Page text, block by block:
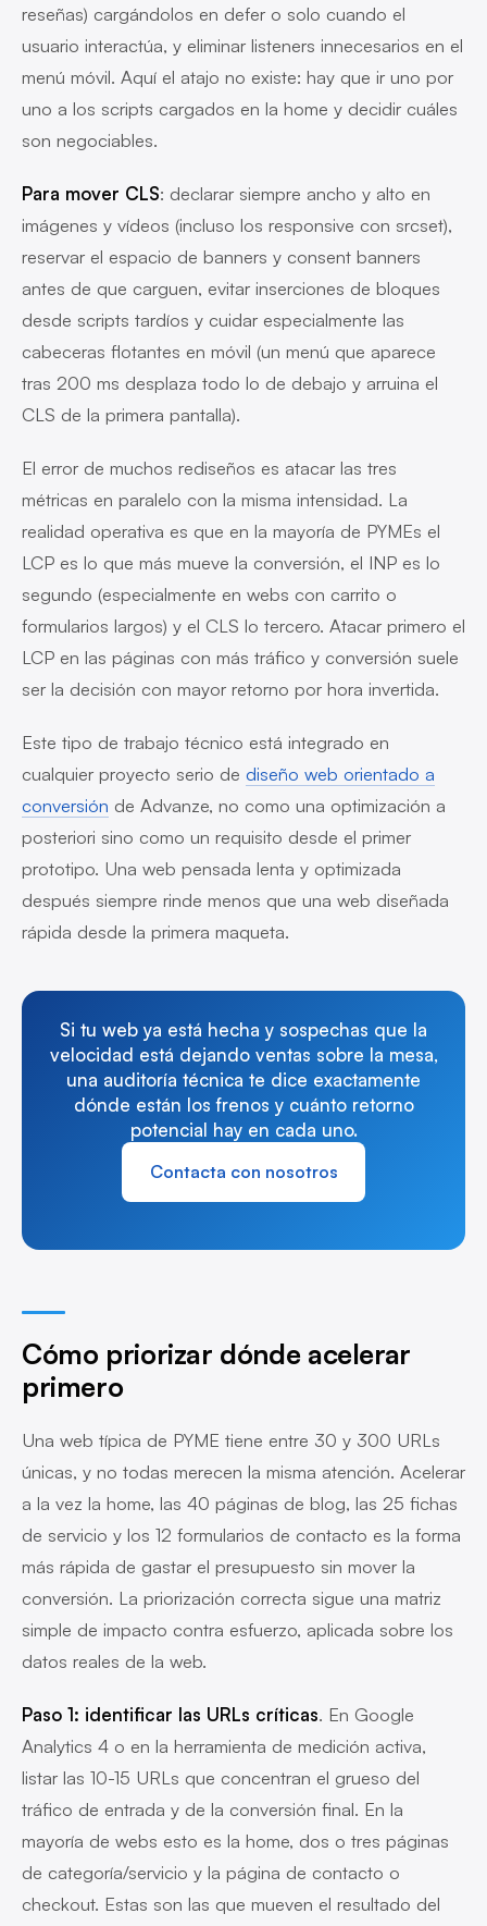
reseñas) cargándolos en defer o solo cuando el
usuario interactúa, y eliminar listeners innecesarios en el
menú móvil. Aquí el atajo no existe: hay que ir uno por
uno a los scripts cargados en la home y decidir cuáles
son negociables.
Para mover CLS: declarar siempre ancho y alto en
imágenes y vídeos (incluso los responsive con srcset),
reservar el espacio de banners y consent banners
antes de que carguen, evitar inserciones de bloques
desde scripts tardíos y cuidar especialmente las
cabeceras flotantes en móvil (un menú que aparece
tras 200 ms desplaza todo lo de debajo y arruina el
CLS de la primera pantalla).
El error de muchos rediseños es atacar las tres
métricas en paralelo con la misma intensidad. La
realidad operativa es que en la mayoría de PYMEs el
LCP es lo que más mueve la conversión, el INP es lo
segundo (especialmente en webs con carrito o
formularios largos) y el CLS lo tercero. Atacar primero el
LCP en las páginas con más tráfico y conversión suele
ser la decisión con mayor retorno por hora invertida.
Este tipo de trabajo técnico está integrado en
cualquier proyecto serio de diseño web orientado a
conversión de Advanze, no como una optimización a
posteriori sino como un requisito desde el primer
prototipo. Una web pensada lenta y optimizada
después siempre rinde menos que una web diseñada
rápida desde la primera maqueta.
Si tu web ya está hecha y sospechas que la
velocidad está dejando ventas sobre la mesa,
una auditoría técnica te dice exactamente
dónde están los frenos y cuánto retorno
potencial hay en cada uno.
Contacta con nosotros
Cómo priorizar dónde acelerar
primero
Una web típica de PYME tiene entre 30 y 300 URLs
únicas, y no todas merecen la misma atención. Acelerar
a la vez la home, las 40 páginas de blog, las 25 fichas
de servicio y los 12 formularios de contacto es la forma
más rápida de gastar el presupuesto sin mover la
conversión. La priorización correcta sigue una matriz
simple de impacto contra esfuerzo, aplicada sobre los
datos reales de la web.
Paso 1: identificar las URLs críticas. En Google
Analytics 4 o en la herramienta de medición activa,
listar las 10-15 URLs que concentran el grueso del
tráfico de entrada y de la conversión final. En la
mayoría de webs esto es la home, dos o tres páginas
de categoría/servicio y la página de contacto o
checkout. Estas son las que mueven el resultado del